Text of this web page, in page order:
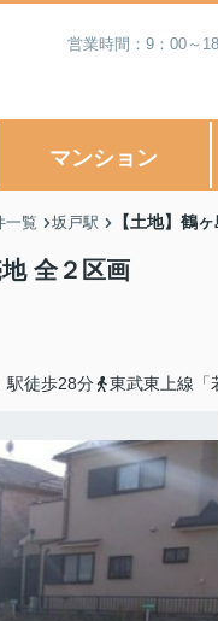
営業時間：9：00～
マンション
一覧 坂戸駅 【土地】鶴
全２区画
駅徒歩28分 東武東上線「